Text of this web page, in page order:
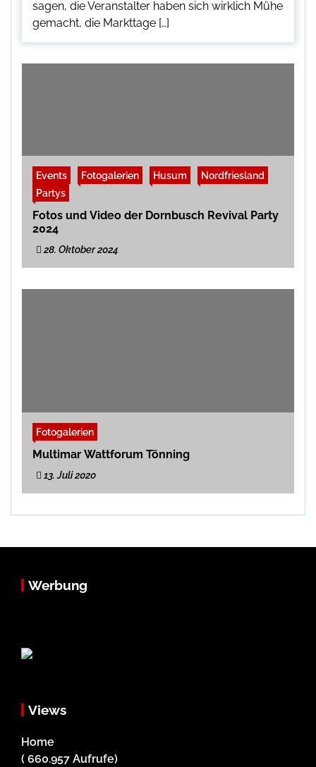
sagen, die Veranstalter haben sich wirklich Mühe
gemacht, die Markttage […]
Events Fotogalerien Husum
Nordfriesland
Partys
Fotos und Video der Dornbusch Revival Party
2024
28. Oktober 2024
Fotogalerien
Multimar Wattforum Tönning
13. Juli 2020
Werbung
Views
Home
( 660.957 Aufrufe)